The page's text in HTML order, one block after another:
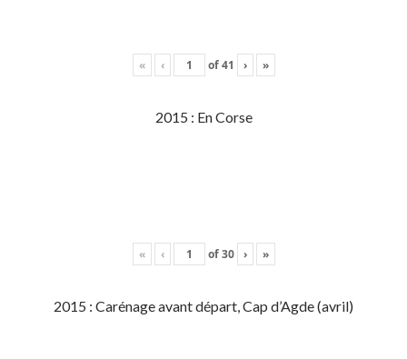
« ‹ of41 › »
2015 : En Corse
« ‹ of30 › »
2015 : Carénage avant départ, Cap d’Agde (avril)